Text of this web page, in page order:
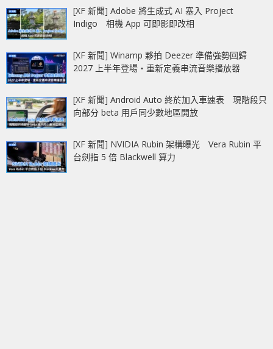
[XF 新聞] Adobe 將生成式 AI 塞入 Project
Indigo 相機 App 可即影即改相
[XF 新聞] Winamp 夥拍 Deezer 準備強勢回歸
2027 上半年登場‧重新定義串流音樂播放器
[XF 新聞] Android Auto 終於加入車速表 現階段只
向部分 beta 用戶同少數地區開放
[XF 新聞] NVIDIA Rubin 架構曝光 Vera Rubin 平
台劍指 5 倍 Blackwell 算力